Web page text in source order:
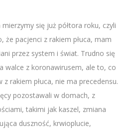
się już półtora roku, czyli
że pacjenci z rakiem płuca, mam
przez system i świat. Trudno się
walce z koronawirusem, ale to, co
rakiem płuca, nie ma precedensu.
pozostawali w domach, z
takimi jak kaszel, zmiana
duszność, krwioplucie,